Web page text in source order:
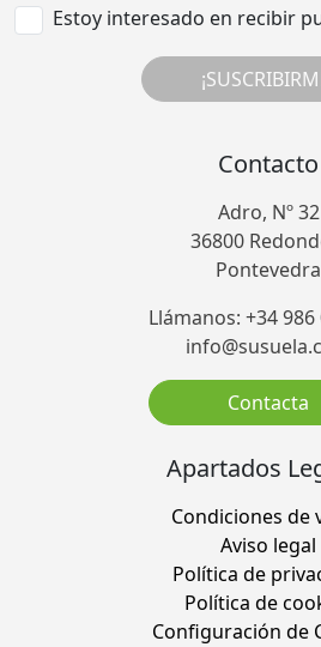
Estoy interesado en recibir
Contacto
Adro, Nº 32
36800
Pontevedra
Llámanos: +34 986
Contacta
Apartados
Condiciones de
Aviso legal
Política de
Política de
Configuración de